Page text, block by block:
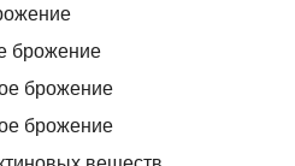
брожение
брожение
брожение